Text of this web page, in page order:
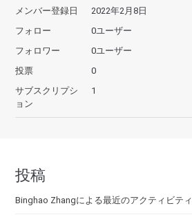
メンバー登録日
2022年2月8日
フォロー
0ユーザー
フォロワー
0ユーザー
投票
0
サブスクリプシ
ョン
1
投稿
Binghao Zhangによる最近のアクティビティ